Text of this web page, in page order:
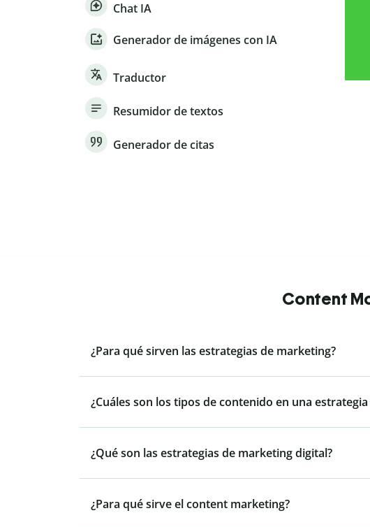
Chat IA
Generador de imágenes con IA
Traductor
Resumidor de textos
Generador de citas
Content
¿Para qué sirven las estrategias de marketing?
¿Cuáles son los tipos de contenido en una
¿Qué son las estrategias de marketing digital?
¿Para qué sirve el content marketing?